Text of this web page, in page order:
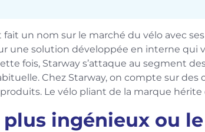
fait un nom sur le marché du vélo avec
une solution développée en interne qui
fois, Starway s’attaque au segment
Chez Starway, on compte sur des
Le vélo pliant de la marque
plus ingénieux ou